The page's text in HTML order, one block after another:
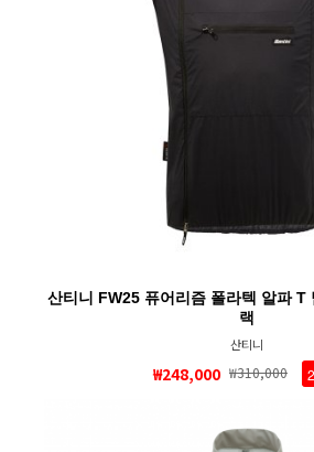
산티니 FW25 퓨어리즘 폴라텍 알파 T
랙
산티니
₩248,000 ₩310,000